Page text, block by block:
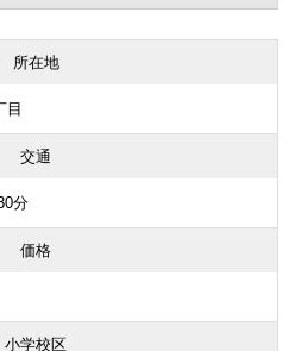
所在地
目
交通
分
価格
小学校区